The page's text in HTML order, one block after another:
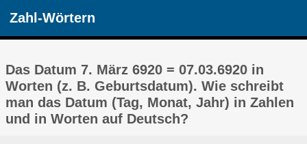
Zahl-Wörtern
Das Datum 7. März 6920 = 07.03.6920 in
Worten (z. B. Geburtsdatum). Wie schreibt
man das Datum (Tag, Monat, Jahr) in Zahlen
und in Worten auf Deutsch?